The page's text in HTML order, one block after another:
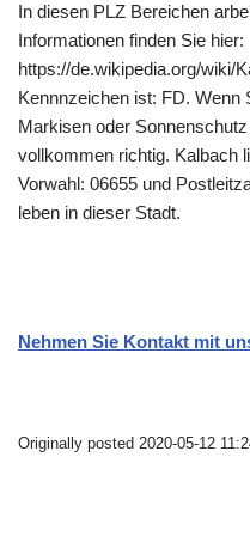
In diesen PLZ Bereichen
Informationen finden Sie hier:
https://de.wikipedia.org/wiki/
Kennnzeichen ist: FD. Wenn
Markisen oder
vollkommen richtig. Kalbach
Vorwahl: 06655 und
leben in dieser Stadt.
Nehmen Sie Kontakt mit
Originally posted 2020-05-12